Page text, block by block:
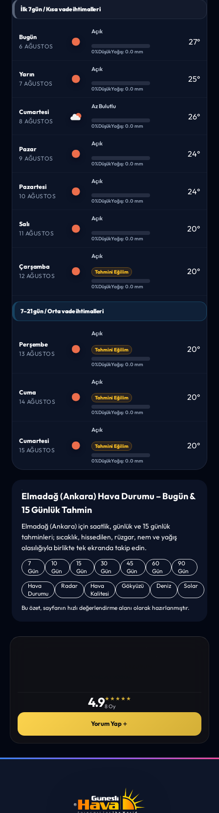
İlk 7 gün / Kısa vade ihtimalleri
Bugün
6 AĞUSTOS
Açık
0%DüşükYağış: 0.0 mm
27°
Yarın
7 AĞUSTOS
Açık
0%DüşükYağış: 0.0 mm
25°
Cumartesi
8 AĞUSTOS
Az Bulutlu
0%DüşükYağış: 0.0 mm
26°
Pazar
9 AĞUSTOS
Açık
0%DüşükYağış: 0.0 mm
24°
Pazartesi
10 AĞUSTOS
Açık
0%DüşükYağış: 0.0 mm
24°
Salı
11 AĞUSTOS
Açık
0%DüşükYağış: 0.0 mm
20°
Çarşamba
12 AĞUSTOS
Açık
Tahmini Eğilim
0%DüşükYağış: 0.0 mm
20°
7–21 gün / Orta vade ihtimalleri
Perşembe
13 AĞUSTOS
Açık
Tahmini Eğilim
0%DüşükYağış: 0.0 mm
20°
Cuma
14 AĞUSTOS
Açık
Tahmini Eğilim
0%DüşükYağış: 0.0 mm
20°
Cumartesi
15 AĞUSTOS
Açık
Tahmini Eğilim
0%DüşükYağış: 0.0 mm
20°
Elmadağ (Ankara) Hava Durumu – Bugün &
15 Günlük Tahmin
Elmadağ (Ankara) için saatlik, günlük ve 15 günlük
tahminleri; sıcaklık, hissedilen, rüzgar, nem ve yağış
olasılığıyla birlikte tek ekranda takip edin.
7
Gün
10
Gün
15
Gün
30
Gün
45
Gün
60
Gün
90
Gün
Hava
Durumu
Radar
Hava
Kalitesi
Gökyüzü Deniz Solar
Bu özet, sayfanın hızlı değerlendirme alanı olarak hazırlanmıştır.
4.9★★★★★
8 Oy
Yorum Yap＋